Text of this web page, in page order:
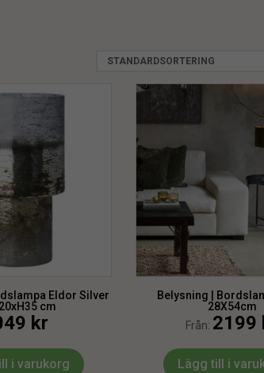
Eldor Silver
cm
kr
i varukorg
Belysning |
28X54cm
Från: 2199
Lägg till i